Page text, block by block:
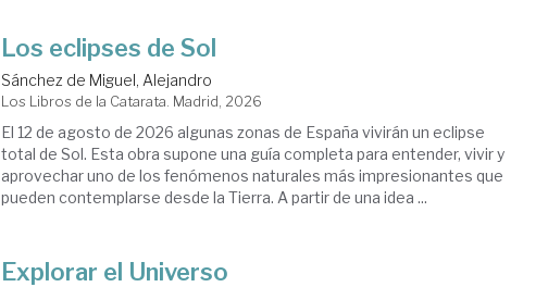
Los eclipses de Sol
Sánchez de Miguel, Alejandro
Los Libros de la Catarata. Madrid, 2026
El 12 de agosto de 2026 algunas zonas de España vivirán un eclipse
total de Sol. Esta obra supone una guía completa para entender, vivir y
aprovechar uno de los fenómenos naturales más impresionantes que
pueden contemplarse desde la Tierra. A partir de una idea ...
Explorar el Universo